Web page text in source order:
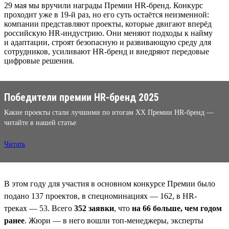
29 мая мы вручили награды Премии HR-бренд. Конкурс
проходит уже в 19-й раз, но его суть остаётся неизменной:
компании представляют проекты, которые двигают вперёд
российскую HR-индустрию. Они меняют подходы к найму
и адаптации, строят безопасную и развивающую среду для
сотрудников, усиливают HR-бренд и внедряют передовые
цифровые решения.
Победители премии HR-бренд 2025
Какие проекты стали лучшими по итогам XX Премии HR-бренд —
читайте в нашей статье
Читать
В этом году для участия в основном конкурсе Премии было
подано 137 проектов, в спецноминациях — 162, в HR-
треках — 53. Всего 352 заявки, что на 66 больше, чем годом
ранее. Жюри — в него вошли топ-менеджеры, эксперты